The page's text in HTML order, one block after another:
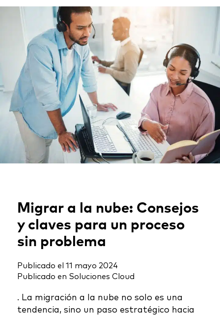
Migrar a la nube: Consejos
y claves para un proceso
sin problema
Publicado el 11 mayo 2024
Publicado en Soluciones Cloud
. La migración a la nube no solo es una
tendencia, sino un paso estratégico hacia